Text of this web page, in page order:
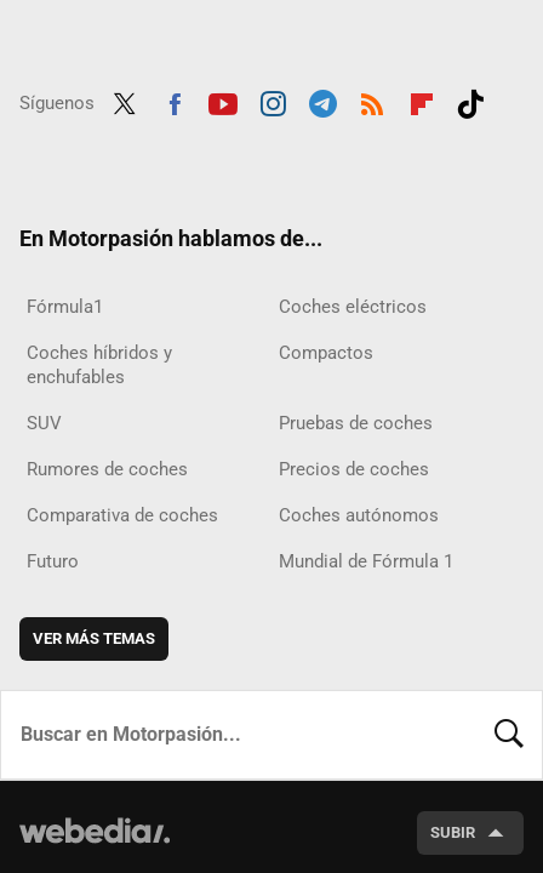
Síguenos
En Motorpasión hablamos de...
Fórmula1 Coches eléctricos
Coches híbridos y
enchufables
Compactos
SUV Pruebas de coches
Rumores de coches Precios de coches
Comparativa de coches Coches autónomos
Futuro Mundial de Fórmula 1
VER MÁS TEMAS
SUBIR